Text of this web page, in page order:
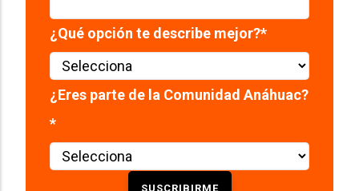
¿Qué opción te describe mejor?*
¿Eres parte de la Comunidad Anáhuac?
*